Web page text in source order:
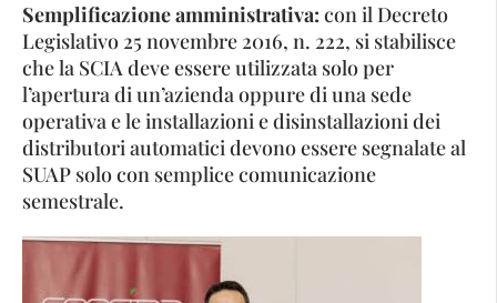
Semplificazione amministrativa: con il Decreto
Legislativo 25 novembre 2016, n. 222, si stabilisce
che la SCIA deve essere utilizzata solo per
l’apertura di un’azienda oppure di una sede
operativa e le installazioni e disinstallazioni dei
distributori automatici devono essere segnalate al
SUAP solo con semplice comunicazione
semestrale.